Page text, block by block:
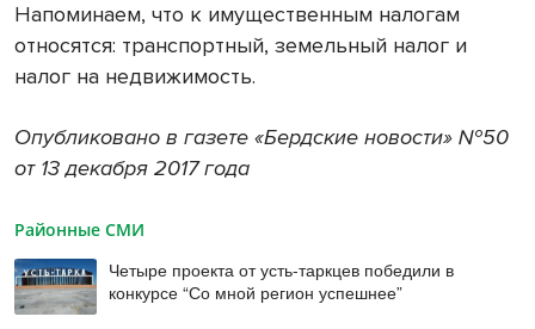
Напоминаем, что к имущественным налогам
относятся: транспортный, земельный налог и
налог на недвижимость.
Опубликовано в газете «Бердские новости» №50
от 13 декабря 2017 года
Районные СМИ
Четыре проекта от усть-таркцев победили в
конкурсе “Со мной регион успешнее”